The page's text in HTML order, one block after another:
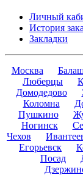
Личный
История
Закладки
Москва
Люберцы
Домодедово
Коломна
Пушкино
Ногинск
Чехов
Егорьевск
Посад